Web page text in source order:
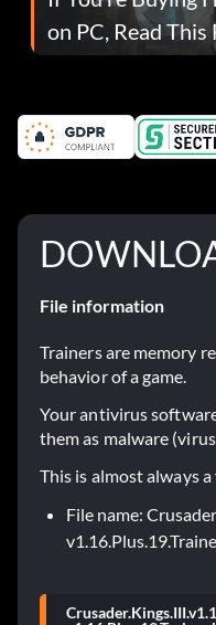
on PC, Read This
File information
Trainers are memory
behavior of a game.
Your antivirus
them as malware
This is almost always a
File name: